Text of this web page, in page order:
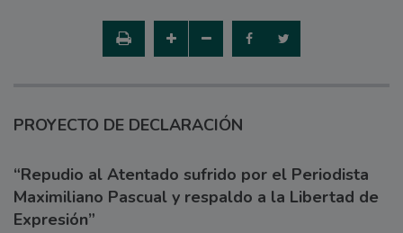
PROYECTO DE DECLARACIÓN
“Repudio al Atentado sufrido por el Periodista
Maximiliano Pascual y respaldo a la Libertad de
Expresión”